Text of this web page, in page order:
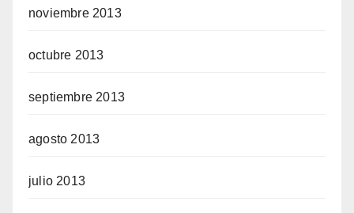
noviembre 2013
octubre 2013
septiembre 2013
agosto 2013
julio 2013